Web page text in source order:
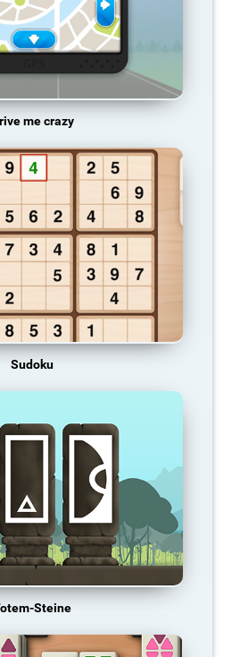
me crazy
Sudoku
Steine